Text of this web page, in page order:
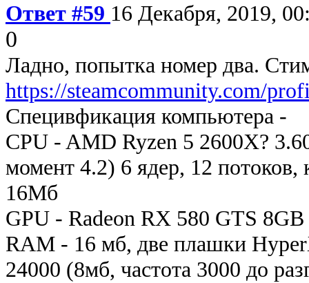
Ответ #59 16 Декабря, 2019,
0
Ладно, попытка номер два.
https://steamcommunity.com/
Специвфикация компьютера -
CPU - AMD Ryzen 5 2600X?
момент 4.2) 6 ядер, 12 потоков,
16Мб
GPU - Radeon RX 580 GTS
RAM - 16 мб, две плашки
24000 (8мб, частота 3000 до